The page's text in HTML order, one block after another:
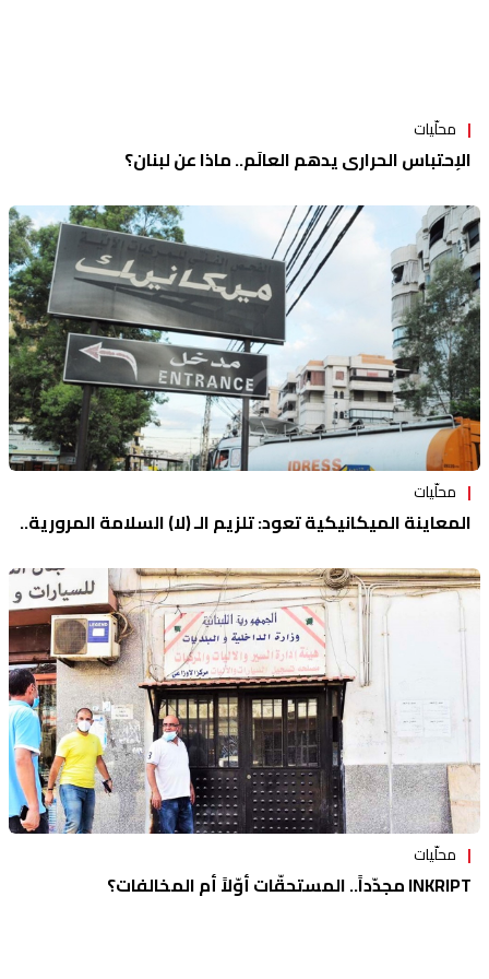
محلّيات
الإحتباس الحراري يدهم العالَم.. ماذا عن لبنان؟
محلّيات
المعاينة الميكانيكية تعود: تلزيم الـ (لا) السلامة المرورية..
محلّيات
INKRIPT مجدّداً.. المستحقّات أوّلاً أم المخالفات؟